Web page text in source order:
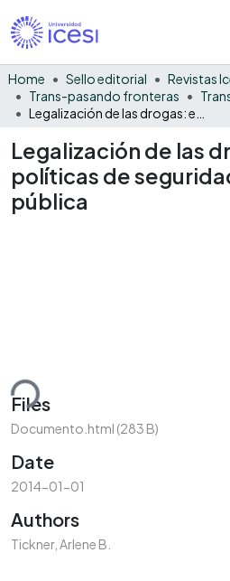
Home Sello editorial
Revistas
Trans-pasando fronteras
Legalización de las
políticas de
pública
Files
Documento.html (283 B)
Date
2014-01-01
Authors
Tickner, Arlene B.